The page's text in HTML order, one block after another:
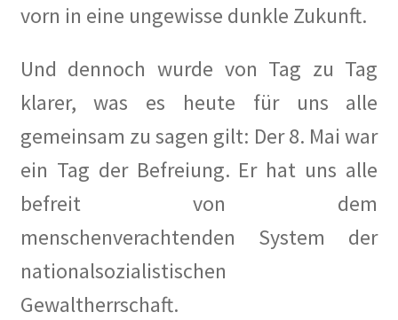
Gedenken
Gedenken an Alwin Schütze
Gedenken an Dinah Nelken – Schriftstellerin,
Journalistin und Widerstandskämpferin
Gedenken an Hans Meyer-Hanno
Gedenken an Holger Münzer
vorn in eine ungewisse dunkle Zukunft.
Und dennoch wurde von Tag zu Tag
klarer, was es heute für uns alle
gemeinsam zu sagen gilt: Der 8. Mai war
ein Tag der Befreiung. Er hat uns alle
befreit von dem
menschenverachtenden System der
nationalsozialistischen
Gewaltherrschaft.